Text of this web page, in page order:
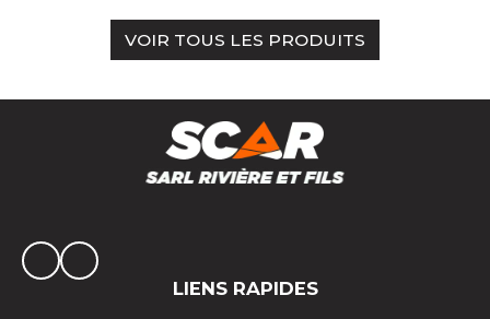
VOIR TOUS LES PRODUITS
LIENS RAPIDES